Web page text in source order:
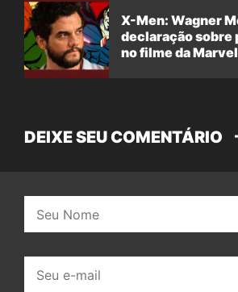
X-Men: Wagner
declaração sobre
no filme da Marvel
DEIXE SEU COMENTÁRIO
mail: